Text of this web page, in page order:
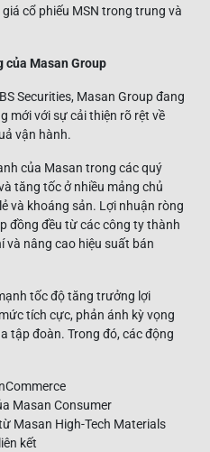
cổ phiếu MSN trong trung và
của Masan Group
Securities, Masan Group đang
mới với sự cải thiện rõ rệt về
vận hành.
của Masan trong các quý
tăng tốc ở nhiều mảng chủ
và khoáng sản. Lợi nhuận ròng
đồng đều từ các công ty thành
và nâng cao hiệu suất bán
tốc độ tăng trưởng lợi
tích cực, phản ánh kỳ vọng
tập đoàn. Trong đó, các động
Masan Consumer
Masan High-Tech Materials
kết